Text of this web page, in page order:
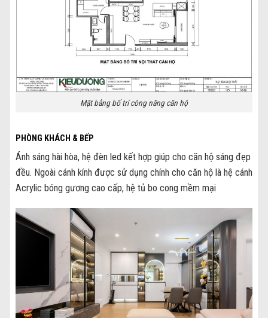
Mặt bằng bố trí công năng căn hộ
PHÒNG KHÁCH & BẾP
Ánh sáng hài hòa, hệ đèn led kết hợp giúp cho căn hộ sáng đẹp
đều. Ngoài cánh kính được sử dụng chính cho căn hộ là hệ cánh
Acrylic bóng gương cao cấp, hệ tủ bo cong mềm mại